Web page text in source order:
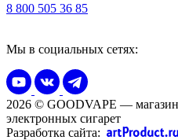
8 800 505 36 85
Мы в социальных сетях:
2026 © GOODVAPE — магазин
электронных сигарет
Разработка сайта: